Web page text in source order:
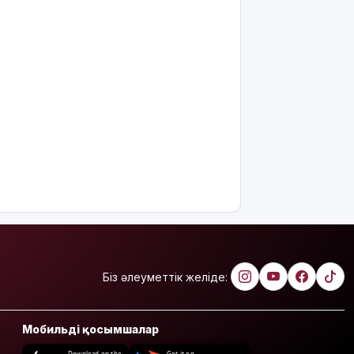
Біз әлеуметтік желіде:
Мобильді қосымшалар